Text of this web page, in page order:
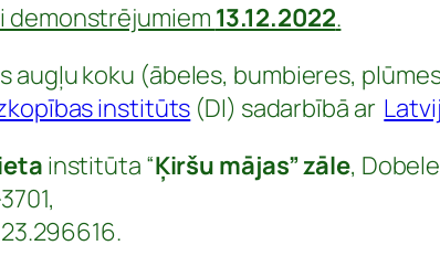
demonstrējumiem 13.12.2022.
augļu koku (ābeles, bumbieres,
institūts (DI) sadarbībā ar
institūta “Ķiršu mājas” zāle,